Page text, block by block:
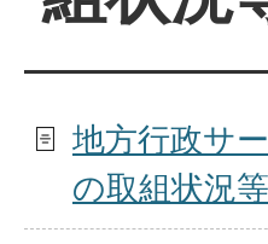
地方行政サ
の取組状況等